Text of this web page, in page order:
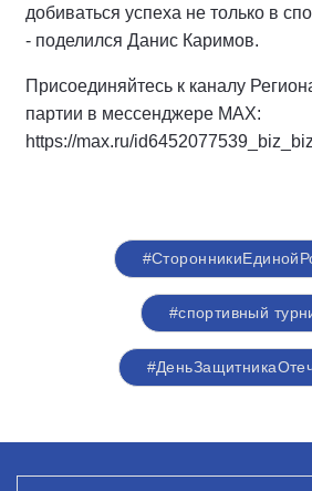
добиваться успеха не только в
- поделился Данис Каримов.
Присоединяйтесь к каналу
партии в мессенджере MAX:
https://max.ru/id6452077539_biz_biz
#спортивный